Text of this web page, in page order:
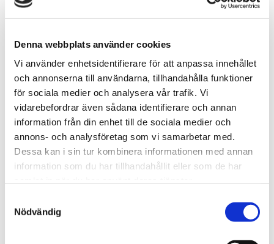
Denna webbplats använder cookies
Vi använder enhetsidentifierare för att anpassa innehållet
och annonserna till användarna, tillhandahålla funktioner
för sociala medier och analysera vår trafik. Vi
vidarebefordrar även sådana identifierare och annan
information från din enhet till de sociala medier och
annons- och analysföretag som vi samarbetar med.
Dessa kan i sin tur kombinera informationen med annan
information som du har tillhandahållit eller som de har
Nödvändig
Lägg till denna smak i din anpassade blandning. Välj 10
olika smaker och få dem för ett specialpris!
Antal:
LÄGG TILL VAPE I
BLANDNINGEN
Artikelnr
TSWSKU-27265-27506